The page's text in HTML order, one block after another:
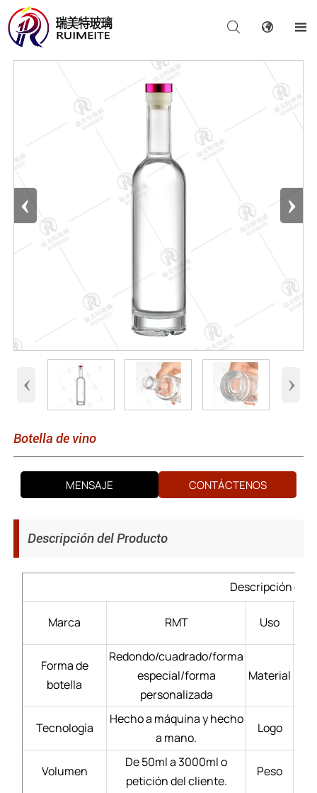
  
‹ ›
‹ ›
Botella de vino
MENSAJE CONTÁCTENOS
Descripción del Producto
Descripción del
Marca RMT Uso
Forma de
botella
Redondo/cuadrado/forma
especial/forma
personalizada
Material
Tecnología
Hecho a máquina y hecho
a mano.
Logo
Volumen
De 50ml a 3000ml o
petición del cliente.
Peso